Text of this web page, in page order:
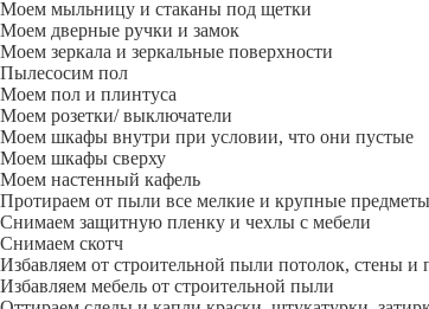
Моем мыльницу и стаканы под щетки
Моем дверные ручки и замок
Моем зеркала и зеркальные поверхности
Пылесосим пол
Моем пол и плинтуса
Моем розетки/ выключатели
Моем шкафы внутри при условии, что они пустые
Моем шкафы сверху
Моем настенный кафель
Протираем от пыли все мелкие и крупные предметы
Снимаем защитную пленку и чехлы с мебели
Снимаем скотч
Избавляем от строительной пыли потолок, стены и
Избавляем мебель от строительной пыли